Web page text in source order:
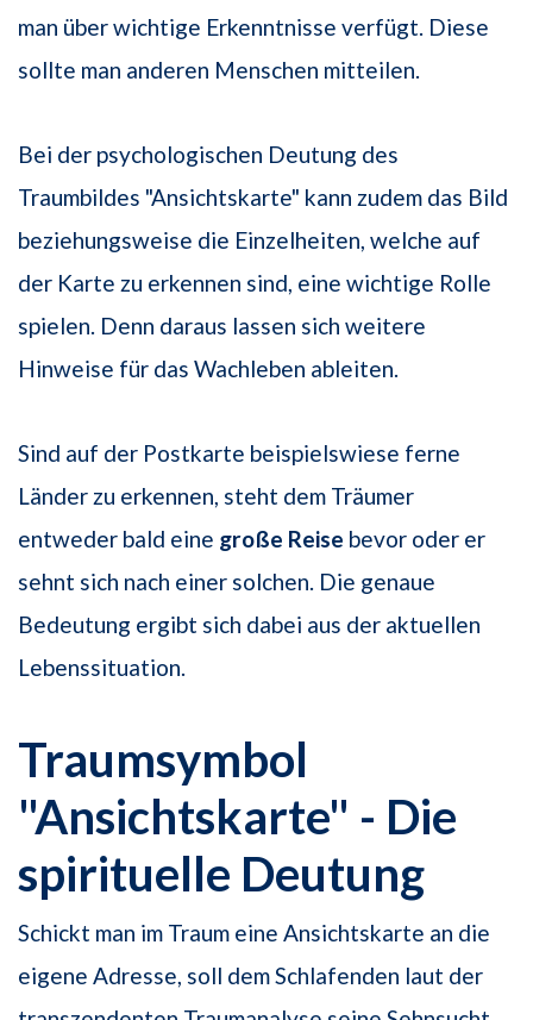
man über wichtige Erkenntnisse verfügt. Diese
sollte man anderen Menschen mitteilen.
Bei der psychologischen Deutung des
Traumbildes "Ansichtskarte" kann zudem das Bild
beziehungsweise die Einzelheiten, welche auf
der Karte zu erkennen sind, eine wichtige Rolle
spielen. Denn daraus lassen sich weitere
Hinweise für das Wachleben ableiten.
Sind auf der Postkarte beispielswiese ferne
Länder zu erkennen, steht dem Träumer
entweder bald eine große Reise bevor oder er
sehnt sich nach einer solchen. Die genaue
Bedeutung ergibt sich dabei aus der aktuellen
Lebenssituation.
Traumsymbol
"Ansichtskarte" - Die
spirituelle Deutung
Schickt man im Traum eine Ansichtskarte an die
eigene Adresse, soll dem Schlafenden laut der